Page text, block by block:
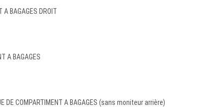
A BAGAGES DROIT
A BAGAGES
DE COMPARTIMENT A BAGAGES (sans moniteur arrière)